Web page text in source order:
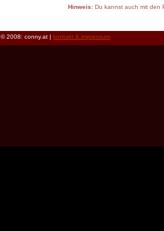
Hinweis:Du kannst auch mit den
© 2008: conny.at | kontakt & impressum